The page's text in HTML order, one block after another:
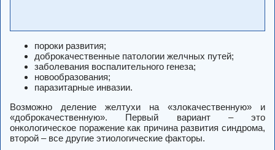
пороки развития;
доброкачественные патологии желчных путей;
заболевания воспалительного генеза;
новообразования;
паразитарные инвазии.
Возможно деление желтухи на «злокачественную» и
«доброкачественную». Первый вариант – это
онкологическое поражение как причина развития синдрома,
второй – все другие этиологические факторы.